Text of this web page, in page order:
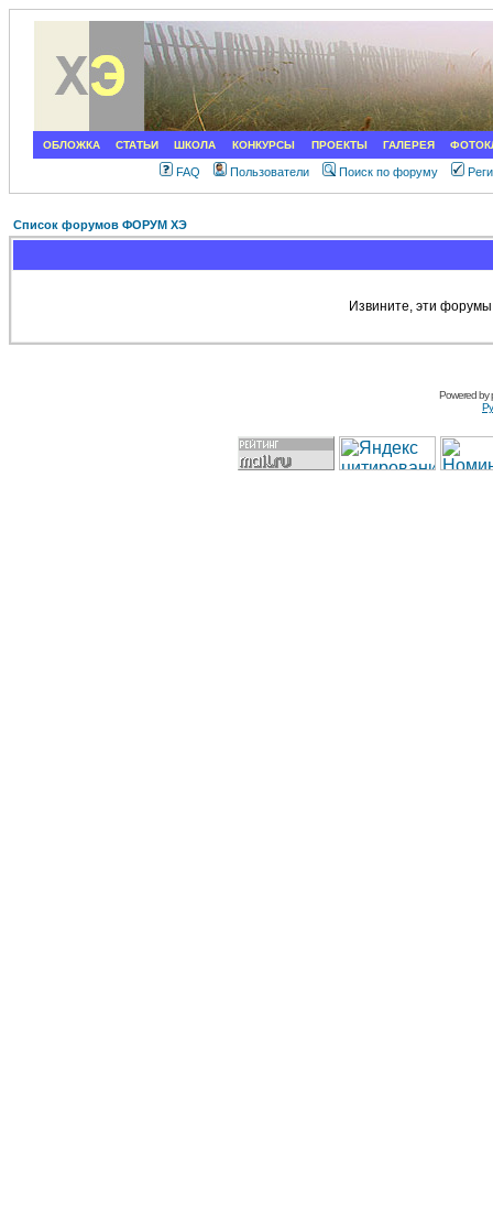
ОБЛОЖКА СТАТЬИ ШКОЛА КОНКУРСЫ ПРОЕКТЫ ГАЛЕРЕЯ
FAQ Пользователи Поиск по форуму
Список форумов ФОРУМ ХЭ
Извините, эти
Powered by